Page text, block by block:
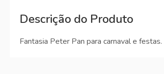
Descrição do Produto
Fantasia Peter Pan para carnaval e festas.